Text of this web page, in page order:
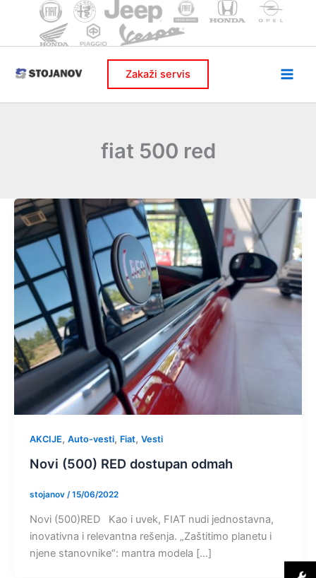
Zakaži servis
fiat 500 red
AKCIJE, Auto-vesti, Fiat, Vesti
Novi (500) RED dostupan odmah
stojanov /15/06/2022
Novi (500)RED Kao i uvek, FIAT nudi jednostavna,
inovativna i relevantna rešenja. „Zaštitimo planetu i
njene stanovnike“: mantra modela […]